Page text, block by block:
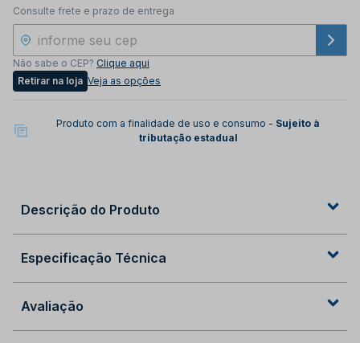
Consulte frete e prazo de entrega
Não sabe o CEP? Clique aqui
Retirar na loja Veja as opções
Produto com a finalidade de uso e consumo - Sujeito à
tributação estadual
Descrição do Produto
Especificação Técnica
Avaliação